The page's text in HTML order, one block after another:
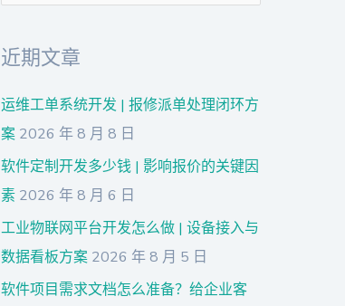
：
近期文章
运维工单系统开发 | 报修派单处理闭环方
案 2026 年 8 月 8 日
软件定制开发多少钱 | 影响报价的关键因
素 2026 年 8 月 6 日
工业物联网平台开发怎么做 | 设备接入与
数据看板方案 2026 年 8 月 5 日
软件项目需求文档怎么准备？给企业客